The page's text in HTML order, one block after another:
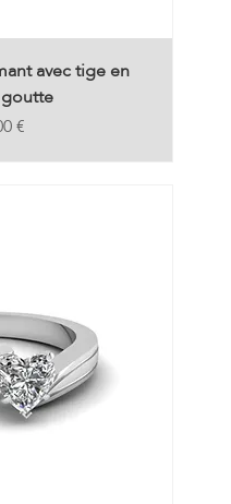
avec tige en
€